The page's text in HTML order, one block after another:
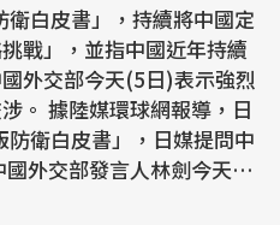
白皮書」，持續將中國定
戰」，並指中國近年持續
外交部今天(5日)表示強烈
導，日
衛白皮書」，日媒提問中